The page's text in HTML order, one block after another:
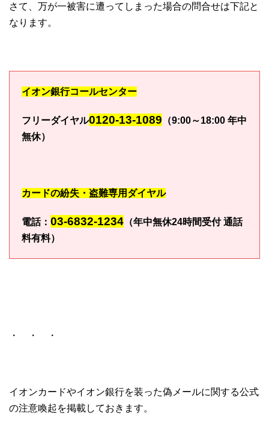
さて、万が一被害に遭ってしまった場合の問合せは下記と
なります。
イオン銀行コールセンター
フリーダイヤル0120-13-1089 （9:00～18:00 年中
無休）
カードの紛失・盗難専用ダイヤル
電話： 03-6832-1234 （年中無休24時間受付 通話
料有料）
・ ・ ・
イオンカードやイオン銀行を装った偽メールに関する公式
の注意喚起を掲載しておきます。